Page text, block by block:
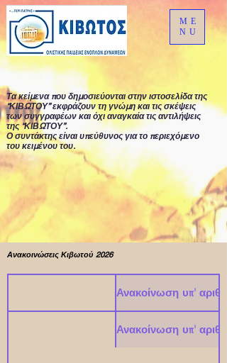
ME
NU
Τα κείμενα που δημοσιεύονται στην ιστοσελίδα της
“ΚΙΒΩΤΟΥ” εκφράζουν τη γνώμη και τις σκέψεις
των συγγραφέων και όχι αναγκαία τις αντιλήψεις
της “ΚΙΒΩΤΟΥ”.
Ο συντάκτης είναι υπεύθυνος για το περιεχόμενο
του κειμένου του.
Ανακοινώσεις Κιβωτού 2026
Ανακοίνωση υπ'
Ανακοίνωση υπ'